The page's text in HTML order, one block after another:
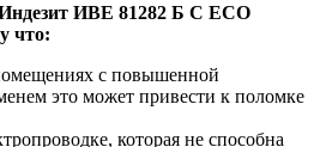
ИВЕ 81282 Б С ЕСО
что:
с повышенной
это может привести к поломке
которая не способна